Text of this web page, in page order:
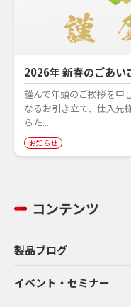
2026年 新春のごあ
謹んで年頭のご挨拶を申
なるお引き立て、仕入先
らた...
お知らせ
コンテンツ
製品ブログ
イベント・セミナー